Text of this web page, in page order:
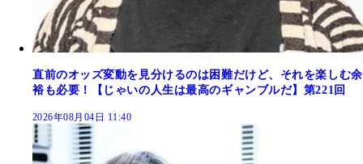
直前のオッズ変動を見分けるのは困難だけど、それを楽しむ余
裕も必要！【じゃいの人生は最高のギャンブルだ】第221回
2026年08月04日 11:40